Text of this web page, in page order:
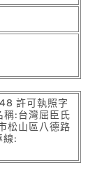
許可執照字
稱:台灣屈臣氏
松山區八德路
線: